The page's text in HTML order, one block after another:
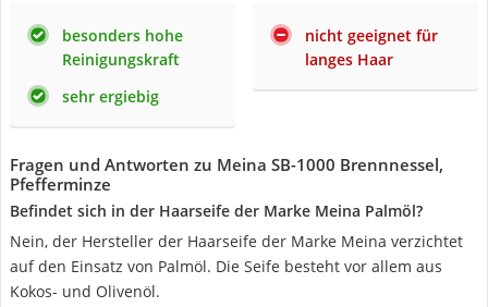
besonders hohe
Reinigungskraft
sehr ergiebig
nicht geeignet für
langes Haar
Fragen und Antworten zu Meina SB-1000 Brennnessel,
Pfefferminze
Befindet sich in der Haarseife der Marke Meina Palmöl?
Nein, der Hersteller der Haarseife der Marke Meina verzichtet
auf den Einsatz von Palmöl. Die Seife besteht vor allem aus
Kokos- und Olivenöl.